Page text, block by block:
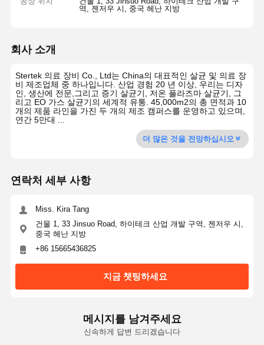
역, 젠저우 시, 중국 헤난 지방
회사 소개
Stertek 의료 장비 Co., Ltd는 China의 대표적인 살균 및 의료 장
비 제조업체 중 하나입니다. 산업 경험 20 년 이상, 우리는 디자
인, 생산에 전문,그리고 증기 살균기, 저온 플라즈마 살균기, 그
리고 EO 가스 살균기의 세계적 유통. 45,000m2의 총 면적과 10
개의 제품 라인을 가진 두 개의 제조 캠퍼스를 운영하고 있으며,
연간 5만대 ...
더 많은 것을 전망하십시오
연락처 세부 사항
Miss. Kira Tang
건물 1, 33 Jinsuo Road, 하이테크 산업 개발 구역, 젠저우 시,
중국 헤난 지방
+86 15665436825
지금 챗팅하세요
메시지를 남겨주세요
신속하게 답변 드리겠습니다